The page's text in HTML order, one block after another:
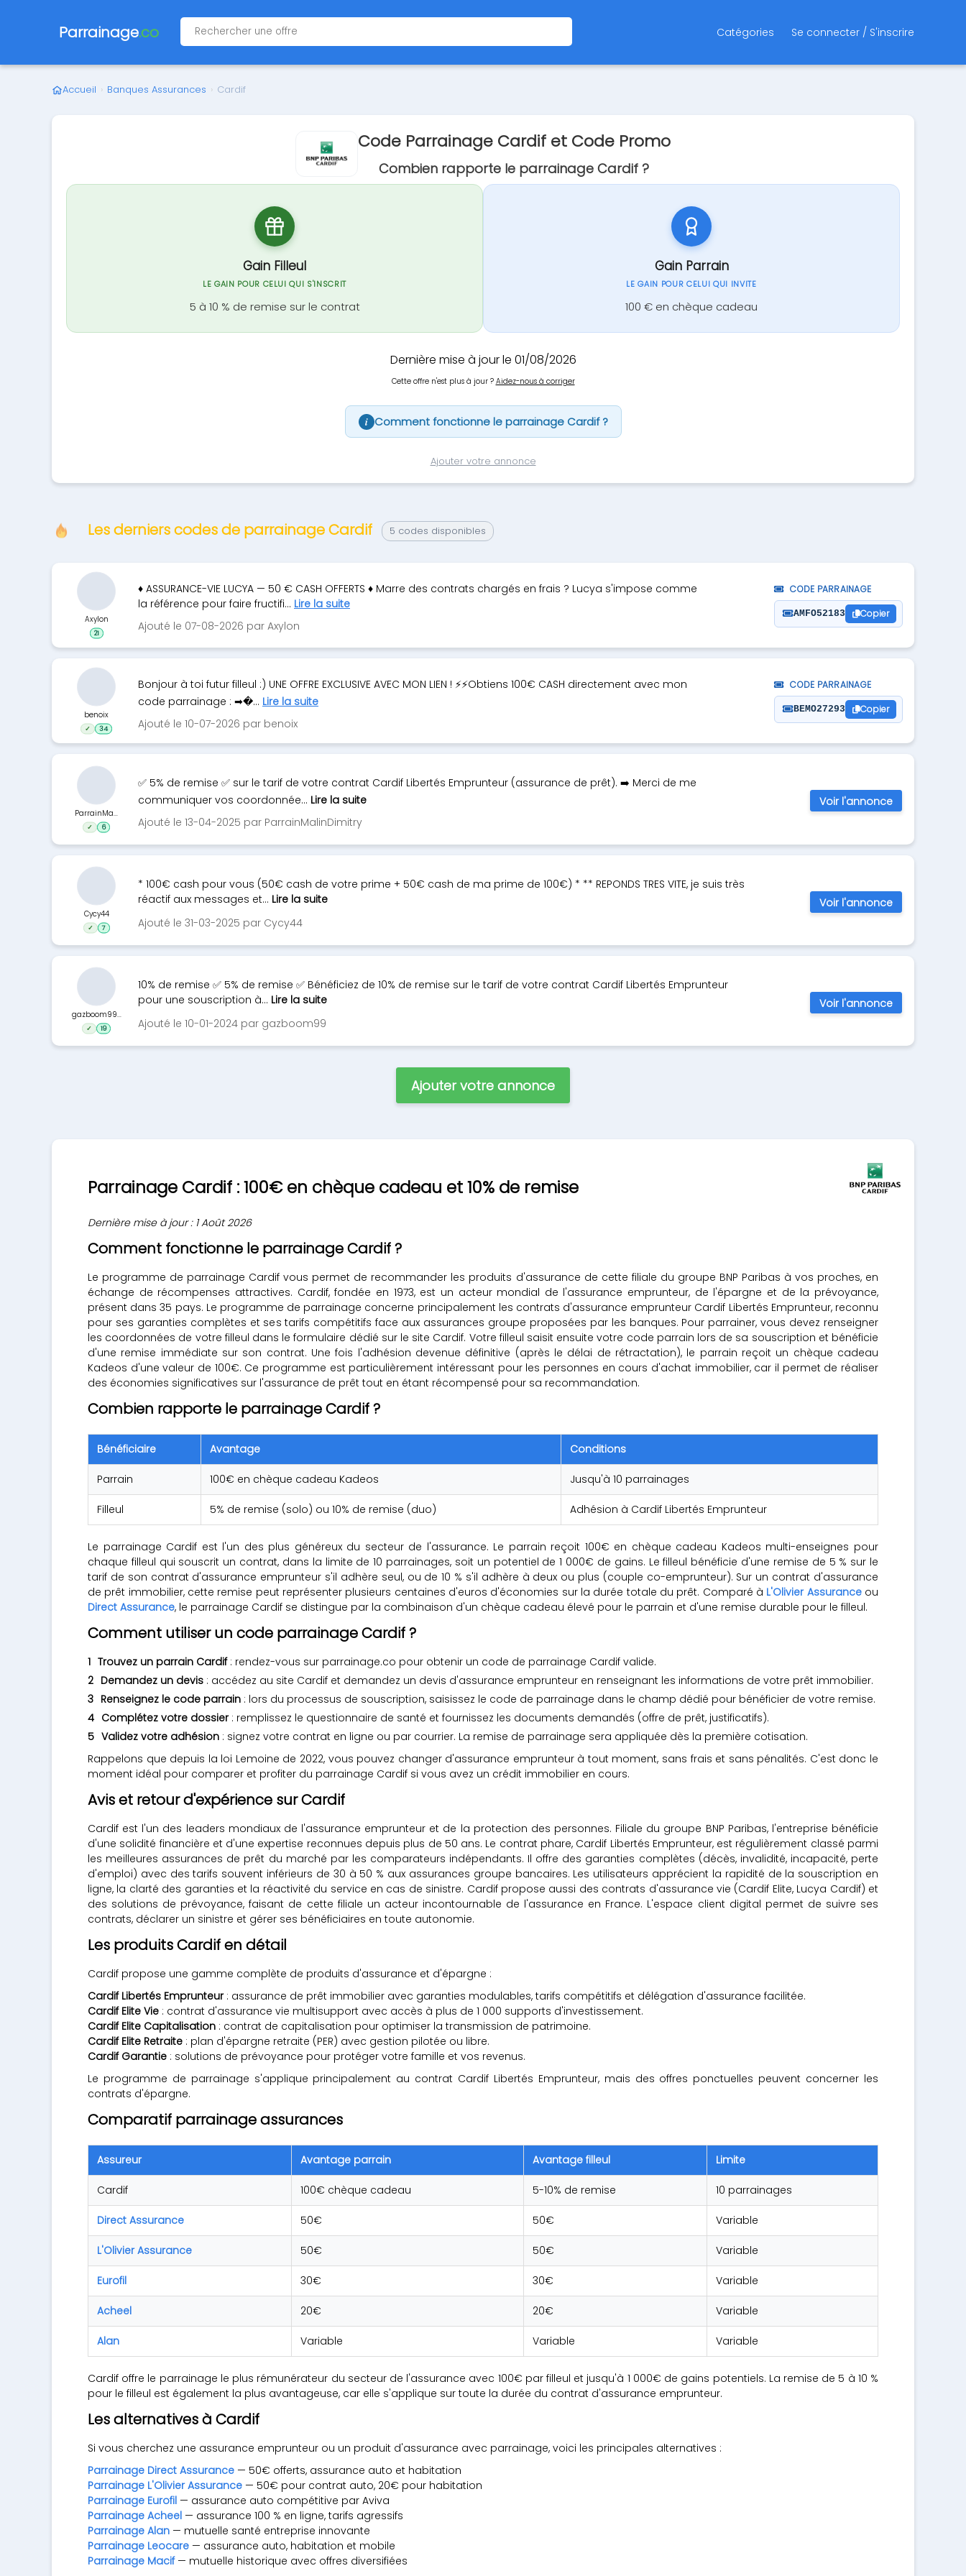
Parrainage.co Catégories Se connecter / S'inscrire
Accueil › Banques Assurances › Cardif
Code Parrainage Cardif et Code Promo
Combien rapporte le parrainage Cardif ?
Gain Filleul
LE GAIN POUR CELUI QUI S'INSCRIT
5 à 10 % de remise sur le contrat
Gain Parrain
LE GAIN POUR CELUI QUI INVITE
100 € en chèque cadeau
Dernière mise à jour le 01/08/2026
Cette offre n'est plus à jour ? Aidez-nous à corriger
i Comment fonctionne le parrainage Cardif ?
Ajouter votre annonce
Les derniers codes de parrainage Cardif 5 codes disponibles
♦ ASSURANCE-VIE LUCYA — 50 € CASH OFFERTS ♦ Marre des contrats chargés en frais ? Lucya s'impose comme
la référence pour faire fructifi... Lire la suite
Ajouté le 07-08-2026 par Axylon
CODE PARRAINAGE
AMFO52183 Copier
Axylon
21
Bonjour à toi futur filleul :) UNE OFFRE EXCLUSIVE AVEC MON LIEN ! ⚡️⚡️Obtiens 100€ CASH directement avec mon
code parrainage : ➡�... Lire la suite
Ajouté le 10-07-2026 par benoix
CODE PARRAINAGE
BEMO27293 Copier
benoix
✓ 34
✅ 5% de remise ✅ sur le tarif de votre contrat Cardif Libertés Emprunteur (assurance de prêt). ➡️ Merci de me
communiquer vos coordonnée... Lire la suite
Ajouté le 13-04-2025 par ParrainMalinDimitry
ParrainMa...
✓ 6
Voir l'annonce
* 100€ cash pour vous (50€ cash de votre prime + 50€ cash de ma prime de 100€) * ** REPONDS TRES VITE, je suis très
réactif aux messages et... Lire la suite
Ajouté le 31-03-2025 par Cycy44
Cycy44
✓ 7
Voir l'annonce
10% de remise ✅ 5% de remise ✅ Bénéficiez de 10% de remise sur le tarif de votre contrat Cardif Libertés Emprunteur
pour une souscription à... Lire la suite
Ajouté le 10-01-2024 par gazboom99
gazboom99...
✓ 19
Voir l'annonce
Ajouter votre annonce
Parrainage Cardif : 100€ en chèque cadeau et 10% de remise
Dernière mise à jour : 1 Août 2026
Comment fonctionne le parrainage Cardif ?
Le programme de parrainage Cardif vous permet de recommander les produits d'assurance de cette filiale du groupe BNP Paribas à vos proches, en
échange de récompenses attractives. Cardif, fondée en 1973, est un acteur mondial de l'assurance emprunteur, de l'épargne et de la prévoyance,
présent dans 35 pays. Le programme de parrainage concerne principalement les contrats d'assurance emprunteur Cardif Libertés Emprunteur, reconnu
pour ses garanties complètes et ses tarifs compétitifs face aux assurances groupe proposées par les banques. Pour parrainer, vous devez renseigner
les coordonnées de votre filleul dans le formulaire dédié sur le site Cardif. Votre filleul saisit ensuite votre code parrain lors de sa souscription et bénéficie
d'une remise immédiate sur son contrat. Une fois l'adhésion devenue définitive (après le délai de rétractation), le parrain reçoit un chèque cadeau
Kadeos d'une valeur de 100€. Ce programme est particulièrement intéressant pour les personnes en cours d'achat immobilier, car il permet de réaliser
des économies significatives sur l'assurance de prêt tout en étant récompensé pour sa recommandation.
Combien rapporte le parrainage Cardif ?
Bénéficiaire Avantage Conditions
Parrain 100€ en chèque cadeau Kadeos Jusqu'à 10 parrainages
Filleul 5% de remise (solo) ou 10% de remise (duo) Adhésion à Cardif Libertés Emprunteur
Le parrainage Cardif est l'un des plus généreux du secteur de l'assurance. Le parrain reçoit 100€ en chèque cadeau Kadeos multi-enseignes pour
chaque filleul qui souscrit un contrat, dans la limite de 10 parrainages, soit un potentiel de 1 000€ de gains. Le filleul bénéficie d'une remise de 5 % sur le
tarif de son contrat d'assurance emprunteur s'il adhère seul, ou de 10 % s'il adhère à deux ou plus (couple co-emprunteur). Sur un contrat d'assurance
de prêt immobilier, cette remise peut représenter plusieurs centaines d'euros d'économies sur la durée totale du prêt. Comparé à L'Olivier Assuranceou
Direct Assurance, le parrainage Cardif se distingue par la combinaison d'un chèque cadeau élevé pour le parrain et d'une remise durable pour le filleul.
Comment utiliser un code parrainage Cardif ?
Trouvez un parrain Cardif: rendez-vous sur parrainage.co pour obtenir un code de parrainage Cardif valide.
Demandez un devis : accédez au site Cardif et demandez un devis d'assurance emprunteur en renseignant les informations de votre prêt immobilier.
Renseignez le code parrain : lors du processus de souscription, saisissez le code de parrainage dans le champ dédié pour bénéficier de votre remise.
Complétez votre dossier: remplissez le questionnaire de santé et fournissez les documents demandés (offre de prêt, justificatifs).
Validez votre adhésion : signez votre contrat en ligne ou par courrier. La remise de parrainage sera appliquée dès la première cotisation.
Rappelons que depuis la loi Lemoine de 2022, vous pouvez changer d'assurance emprunteur à tout moment, sans frais et sans pénalités. C'est donc le
moment idéal pour comparer et profiter du parrainage Cardif si vous avez un crédit immobilier en cours.
Avis et retour d'expérience sur Cardif
Cardif est l'un des leaders mondiaux de l'assurance emprunteur et de la protection des personnes. Filiale du groupe BNP Paribas, l'entreprise bénéficie
d'une solidité financière et d'une expertise reconnues depuis plus de 50 ans. Le contrat phare, Cardif Libertés Emprunteur, est régulièrement classé parmi
les meilleures assurances de prêt du marché par les comparateurs indépendants. Il offre des garanties complètes (décès, invalidité, incapacité, perte
d'emploi) avec des tarifs souvent inférieurs de 30 à 50 % aux assurances groupe bancaires. Les utilisateurs apprécient la rapidité de la souscription en
ligne, la clarté des garanties et la réactivité du service en cas de sinistre. Cardif propose aussi des contrats d'assurance vie (Cardif Elite, Lucya Cardif) et
des solutions de prévoyance, faisant de cette filiale un acteur incontournable de l'assurance en France. L'espace client digital permet de suivre ses
contrats, déclarer un sinistre et gérer ses bénéficiaires en toute autonomie.
Les produits Cardif en détail
Cardif propose une gamme complète de produits d'assurance et d'épargne :
Cardif Libertés Emprunteur: assurance de prêt immobilier avec garanties modulables, tarifs compétitifs et délégation d'assurance facilitée.
Cardif Elite Vie : contrat d'assurance vie multisupport avec accès à plus de 1 000 supports d'investissement.
Cardif Elite Capitalisation : contrat de capitalisation pour optimiser la transmission de patrimoine.
Cardif Elite Retraite : plan d'épargne retraite (PER) avec gestion pilotée ou libre.
Cardif Garantie : solutions de prévoyance pour protéger votre famille et vos revenus.
Le programme de parrainage s'applique principalement au contrat Cardif Libertés Emprunteur, mais des offres ponctuelles peuvent concerner les
contrats d'épargne.
Comparatif parrainage assurances
Assureur Avantage parrain Avantage filleul Limite
Cardif 100€ chèque cadeau 5-10% de remise 10 parrainages
Direct Assurance 50€ 50€ Variable
L'Olivier Assurance 50€ 50€ Variable
Eurofil 30€ 30€ Variable
Acheel 20€ 20€ Variable
Alan Variable Variable Variable
Cardif offre le parrainage le plus rémunérateur du secteur de l'assurance avec 100€ par filleul et jusqu'à 1 000€ de gains potentiels. La remise de 5 à 10 %
pour le filleul est également la plus avantageuse, car elle s'applique sur toute la durée du contrat d'assurance emprunteur.
Les alternatives à Cardif
Si vous cherchez une assurance emprunteur ou un produit d'assurance avec parrainage, voici les principales alternatives :
Parrainage Direct Assurance — 50€ offerts, assurance auto et habitation
Parrainage L'Olivier Assurance — 50€ pour contrat auto, 20€ pour habitation
Parrainage Eurofil — assurance auto compétitive par Aviva
Parrainage Acheel — assurance 100 % en ligne, tarifs agressifs
Parrainage Alan — mutuelle santé entreprise innovante
Parrainage Leocare — assurance auto, habitation et mobile
Parrainage Macif— mutuelle historique avec offres diversifiées